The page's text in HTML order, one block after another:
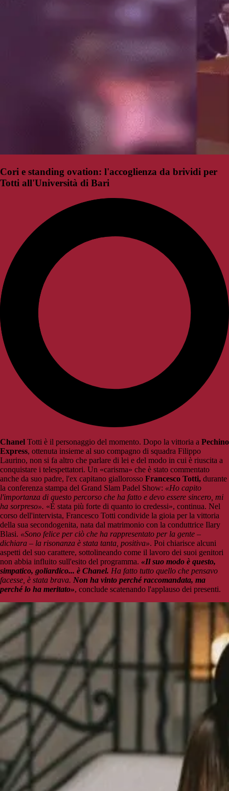
Cori e standing ovation: l'accoglienza da brividi per
Totti all'Università di Bari
Chanel Totti è il personaggio del momento. Dopo la vittoria a Pechino
Express, ottenuta insieme al suo compagno di squadra Filippo
Laurino, non si fa altro che parlare di lei e del modo in cui è riuscita a
conquistare i telespettatori. Un «carisma» che è stato commentato
anche da suo padre, l'ex capitano giallorosso Francesco Totti, durante
la conferenza stampa del Grand Slam Padel Show: «Ho capito
l'importanza di questo percorso che ha fatto e devo essere sincero, mi
ha sorpreso». «È stata più forte di quanto io credessi», continua. Nel
corso dell'intervista, Francesco Totti condivide la gioia per la vittoria
della sua secondogenita, nata dal matrimonio con la conduttrice Ilary
Blasi. «Sono felice per ciò che ha rappresentato per la gente –
dichiara – la risonanza è stata tanta, positiva». Poi chiarisce alcuni
aspetti del suo carattere, sottolineando come il lavoro dei suoi genitori
non abbia influito sull'esito del programma. «Il suo modo è questo,
simpatico, goliardico... è Chanel. Ha fatto tutto quello che pensavo
facesse, è stata brava. Non ha vinto perché raccomandata, ma
perché lo ha meritato», conclude scatenando l'applauso dei presenti.